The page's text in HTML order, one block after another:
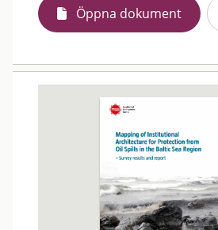
Öppna dokument